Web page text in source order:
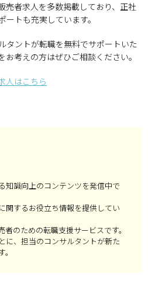
売者求人を多数掲載しており、正社
トも充実しています。
タントが転職を無料でサポートいた
お考えの方はぜひご相談ください。
人はこちら
知識向上のコンテンツを発信中で
関するお役立ち情報を提供してい
のための転職支援サービスです。
に、担当のコンサルタントが新た